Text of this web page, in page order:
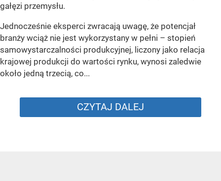
gałęzi przemysłu.
Jednocześnie eksperci zwracają uwagę, że potencjał
branży wciąż nie jest wykorzystany w pełni – stopień
samowystarczalności produkcyjnej, liczony jako relacja
krajowej produkcji do wartości rynku, wynosi zaledwie
około jedną trzecią, co...
CZYTAJ DALEJ